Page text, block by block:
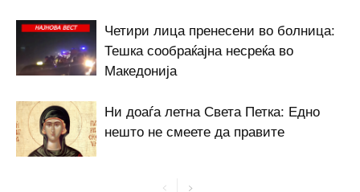
Четири лица пренесени во болница:
Тешка сообраќајна несреќа во
Македонија
Ни доаѓа летна Света Петка: Едно
нешто не смеете да правите